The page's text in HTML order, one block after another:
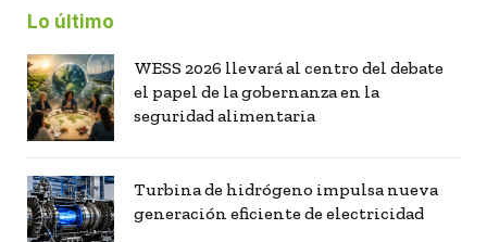
Lo último
WESS 2026 llevará al centro del debate
el papel de la gobernanza en la
seguridad alimentaria
Turbina de hidrógeno impulsa nueva
generación eficiente de electricidad